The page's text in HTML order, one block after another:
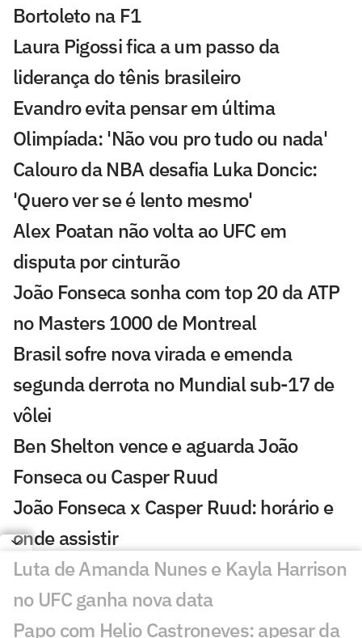
Bortoleto na F1
Laura Pigossi fica a um passo da
liderança do tênis brasileiro
Evandro evita pensar em última
Olimpíada: 'Não vou pro tudo ou nada'
Calouro da NBA desafia Luka Doncic:
'Quero ver se é lento mesmo'
Alex Poatan não volta ao UFC em
disputa por cinturão
João Fonseca sonha com top 20 da ATP
no Masters 1000 de Montreal
Brasil sofre nova virada e emenda
segunda derrota no Mundial sub-17 de
vôlei
Ben Shelton vence e aguarda João
Fonseca ou Casper Ruud
João Fonseca x Casper Ruud: horário e
onde assistir
Luta de Amanda Nunes e Kayla Harrison
no UFC ganha nova data
Papo com Helio Castroneves: apesar da